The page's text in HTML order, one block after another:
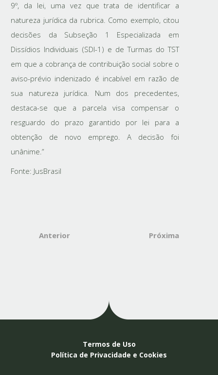
9º, da lei, uma vez que trata de identificar a
natureza jurídica da rubrica. Como exemplo, citou
decisões da Subseção 1 Especializada em
Dissídios Individuais (SDI-1) e de Turmas do TST
em que a cobrança de contribuição social sobre o
aviso-prévio indenizado é incabível em razão de
sua natureza jurídica. Num dos precedentes,
destaca-se que a parcela visa compensar o
resguardo do prazo garantido por lei para a
obtenção de novo emprego. A decisão foi
unânime.”
Fonte: JusBrasil
Anterior Próxima
Termos de Uso
Política de Privacidade e Cookies